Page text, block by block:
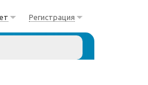
Регистрация